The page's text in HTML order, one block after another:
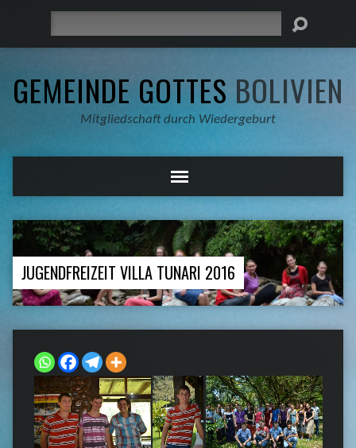
GEMEINDE GOTTES BOLIVIEN
Mitgliedschaft durch Wiedergeburt
JUGENDFREIZEIT VILLA TUNARI 2016